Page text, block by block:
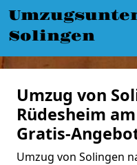
Solingen
Umzug von
Rüdesheim
Gratis-
Umzug von Solingen